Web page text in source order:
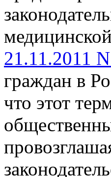
21.11.2011
граждан в
что этот